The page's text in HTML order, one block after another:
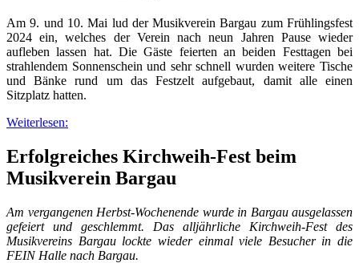
Am 9. und 10. Mai lud der Musikverein Bargau zum Frühlingsfest
2024 ein, welches der Verein nach neun Jahren Pause wieder
aufleben lassen hat. Die Gäste feierten an beiden Festtagen bei
strahlendem Sonnenschein und sehr schnell wurden weitere Tische
und Bänke rund um das Festzelt aufgebaut, damit alle einen
Sitzplatz hatten.
Weiterlesen:
Erfolgreiches Kirchweih-Fest beim
Musikverein Bargau
Am vergangenen Herbst-Wochenende wurde in Bargau ausgelassen
gefeiert und geschlemmt. Das alljährliche Kirchweih-Fest des
Musikvereins Bargau lockte wieder einmal viele Besucher in die
FEIN Halle nach Bargau.